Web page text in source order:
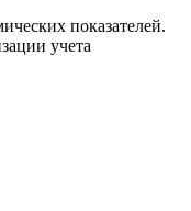
показателей.
учета